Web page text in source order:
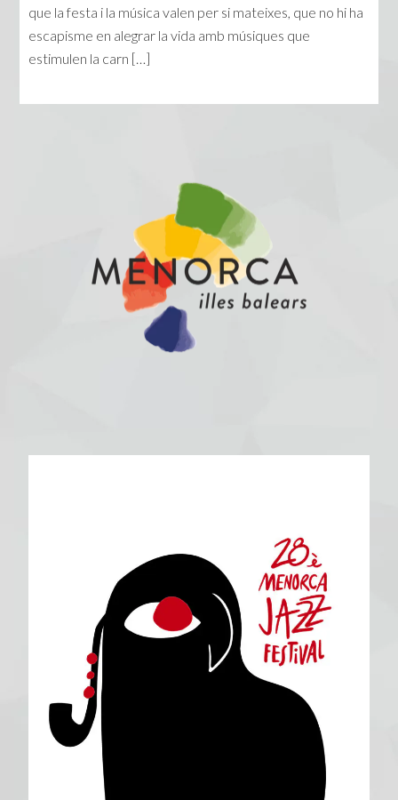
que la festa i la música valen per si mateixes, que no hi ha
escapisme en alegrar la vida amb músiques que
estimulen la carn […]